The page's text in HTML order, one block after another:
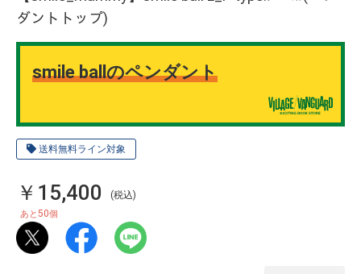
送料無料ライン対象
ダントトップ)
smile ballのペンダント
￥15,400 (税込)
あと50個